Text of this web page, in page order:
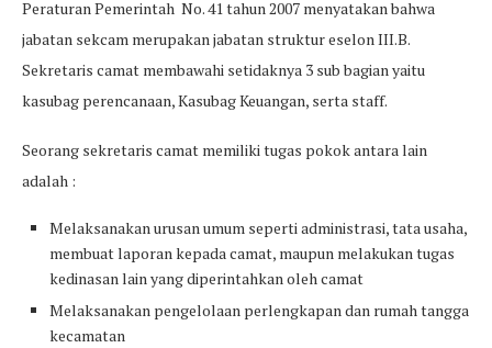
Peraturan Pemerintah No. 41 tahun 2007 menyatakan bahwa
jabatan sekcam merupakan jabatan struktur eselon III.B.
Sekretaris camat membawahi setidaknya 3 sub bagian yaitu
kasubag perencanaan, Kasubag Keuangan, serta staff.
Seorang sekretaris camat memiliki tugas pokok antara lain
adalah :
Melaksanakan urusan umum seperti administrasi, tata usaha,
membuat laporan kepada camat, maupun melakukan tugas
kedinasan lain yang diperintahkan oleh camat
Melaksanakan pengelolaan perlengkapan dan rumah tangga
kecamatan